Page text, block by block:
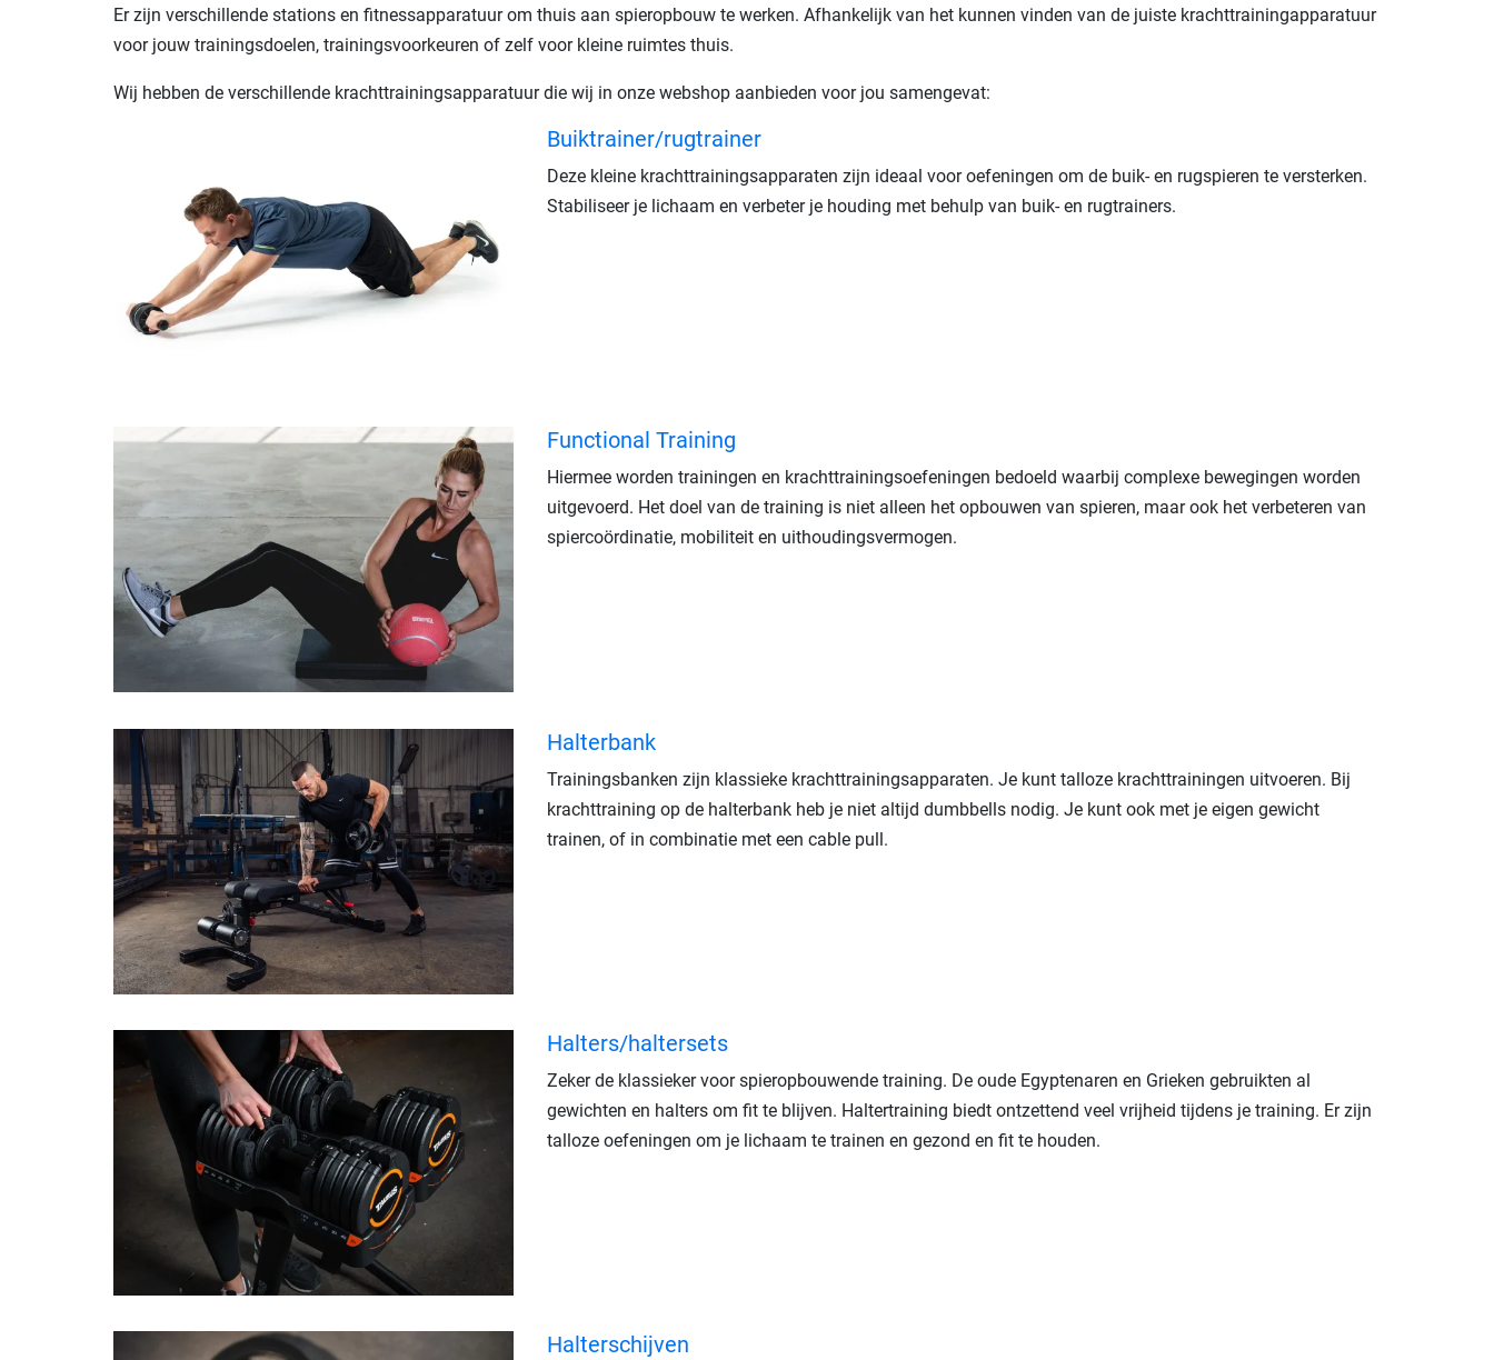
Er zijn verschillende stations en fitnessapparatuur om thuis aan spieropbouw te werken. Afhankelijk van het kunnen vinden van de juiste krachttrainingapparatuur
voor jouw trainingsdoelen, trainingsvoorkeuren of zelf voor kleine ruimtes thuis.
Wij hebben de verschillende krachttrainingsapparatuur die wij in onze webshop aanbieden voor jou samengevat:
Buiktrainer/rugtrainer
Deze kleine krachttrainingsapparaten zijn ideaal voor oefeningen om de buik- en rugspieren te versterken.
Stabiliseer je lichaam en verbeter je houding met behulp van buik- en rugtrainers.
Functional Training
Hiermee worden trainingen en krachttrainingsoefeningen bedoeld waarbij complexe bewegingen worden
uitgevoerd. Het doel van de training is niet alleen het opbouwen van spieren, maar ook het verbeteren van
spiercoördinatie, mobiliteit en uithoudingsvermogen.
Halterbank
Trainingsbanken zijn klassieke krachttrainingsapparaten. Je kunt talloze krachttrainingen uitvoeren. Bij
krachttraining op de halterbank heb je niet altijd dumbbells nodig. Je kunt ook met je eigen gewicht
trainen, of in combinatie met een cable pull.
Halters/haltersets
Zeker de klassieker voor spieropbouwende training. De oude Egyptenaren en Grieken gebruikten al
gewichten en halters om fit te blijven. Haltertraining biedt ontzettend veel vrijheid tijdens je training. Er zijn
talloze oefeningen om je lichaam te trainen en gezond en fit te houden.
Halterschijven